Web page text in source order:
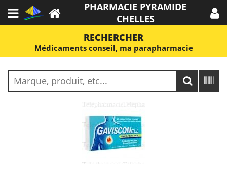
PHARMACIE PYRAMIDE
CHELLES
RECHERCHER
Médicaments conseil, ma parapharmacie